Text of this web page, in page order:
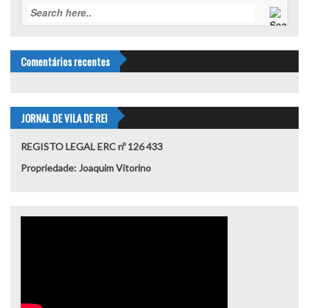
Comentários recentes
JORNAL DE VILA DE REI
REGISTO LEGAL ERC nº 126 433
Propriedade: Joaquim Vitorino